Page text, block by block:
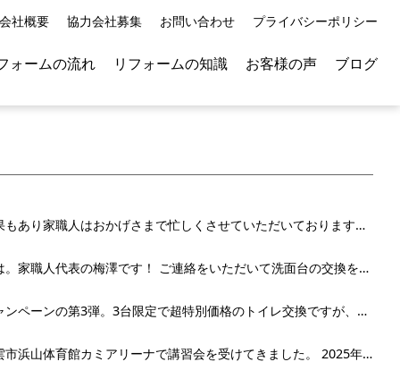
会社概要 協力会社募集 お問い合わせ プライバシーポリシー
ォームの流れ リフォームの知識 お客様の声 ブログ
チラシ効果もあり家職人はおかげさまで忙しくさせていただいております。 最近は出雲市や松江市にいく...
こんにちは。家職人代表の梅澤です！ ご連絡をいただいて洗面台の交換を考えておられるお客様のご自宅...
家職人キャンペーンの第3弾。3台限定で超特別価格のトイレ交換ですが、即売れ切れ！・・となれば良かっ...
今日は出雲市浜山体育館カミアリーナで講習会を受けてきました。 2025年から建築基準法が改正されるの...